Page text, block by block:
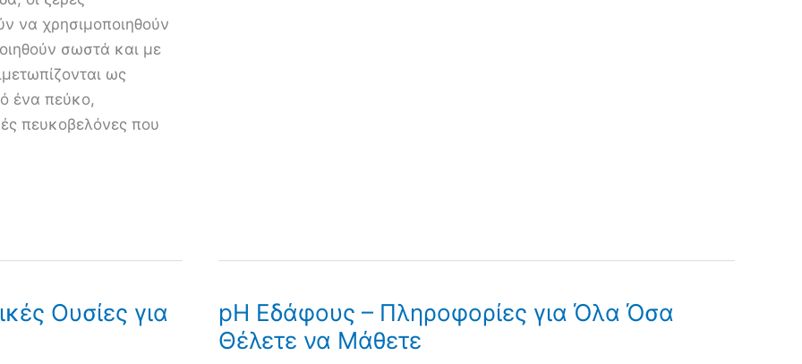
να χρησιμοποιηθούν
σωστά και με
ως
ένα πεύκο,
πευκοβελόνες που
Ουσίες για
pH Εδάφους – Πληροφορίες για Όλα Όσα
Θέλετε να Μάθετε